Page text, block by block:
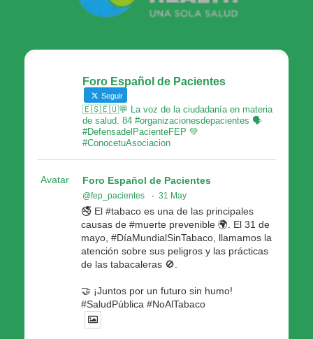
Foro Español de Pacientes
Seguir
🇪🇸🇪🇺💬 La voz de la ciudadanía en materia
de salud. 84 #organizacionesdepacientes 🗣
#DefensadelPacienteFEP 💚
#ConocetuAsociacion
Avatar Foro Español de Pacientes
@fep_pacientes · 31 May
🚭 El #tabaco es una de las principales
causas de #muerte prevenible 🌍. El 31 de
mayo, #DíaMundialSinTabaco, llamamos la
atención sobre sus peligros y las prácticas
de las tabacaleras 🚫.
🤝 ¡Juntos por un futuro sin humo!
#SaludPública #NoAlTabaco